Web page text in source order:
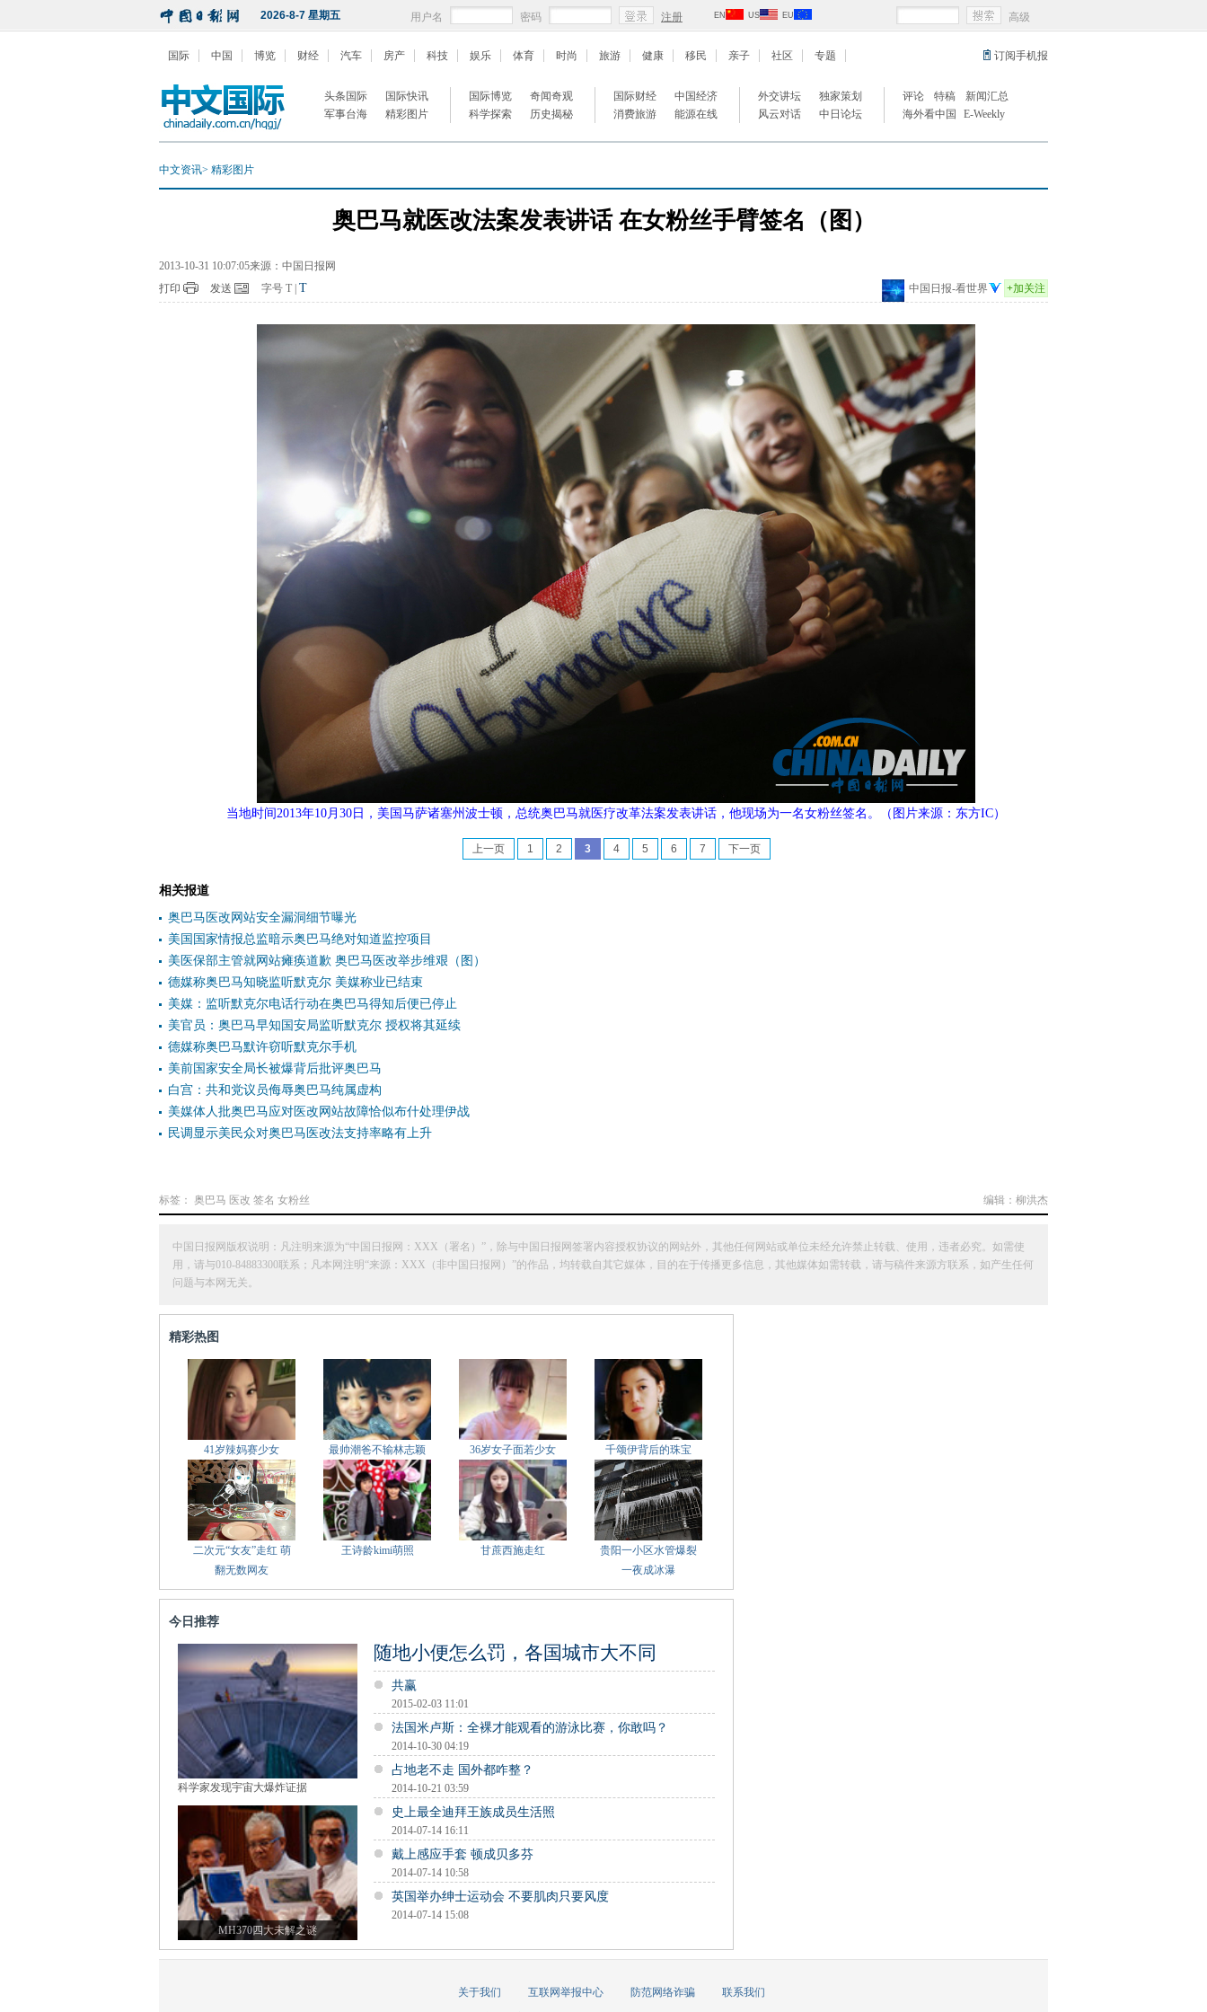
2026-8-7 星期五 用户名 密码 注册 EN US EU 高级
订阅手机报
国际 中国 博览 财经 汽车 房产 科技 娱乐 体育 时尚 旅游 健康 移民 亲子 社区 专题
头条国际
国际快讯
军事台海
精彩图片
国际博览
奇闻奇观
科学探索
历史揭秘
国际财经
中国经济
消费旅游
能源在线
外交讲坛
独家策划
风云对话
中日论坛
评论 特稿
新闻汇总
海外看中国
E-Weekly
中文资讯> 精彩图片
奥巴马就医改法案发表讲话 在女粉丝手臂签名（图）
2013-10-31 10:07:05来源：中国日报网
中国日报-看世界
+加关注
打印 发送 字号 T T
当地时间2013年10月30日，美国马萨诸塞州波士顿，总统奥巴马就医疗改革法案发表讲话，他现场为一名女粉丝签名。（图片来源：东方IC）
上一页 1 2 3 4 5 6 7 下一页
相关报道
奥巴马医改网站安全漏洞细节曝光
美国国家情报总监暗示奥巴马绝对知道监控项目
美医保部主管就网站瘫痪道歉 奥巴马医改举步维艰（图）
德媒称奥巴马知晓监听默克尔 美媒称业已结束
美媒：监听默克尔电话行动在奥巴马得知后便已停止
美官员：奥巴马早知国安局监听默克尔 授权将其延续
德媒称奥巴马默许窃听默克尔手机
美前国家安全局长被爆背后批评奥巴马
白宫：共和党议员侮辱奥巴马纯属虚构
美媒体人批奥巴马应对医改网站故障恰似布什处理伊战
民调显示美民众对奥巴马医改法支持率略有上升
编辑：柳洪杰
标签： 奥巴马 医改 签名 女粉丝
中国日报网版权说明：凡注明来源为“中国日报网：XXX（署名）”，除与中国日报网签署内容授权协议的网站外，其他任何网站或单位未经允许禁止转载、使用，违者必究。如需使
用，请与010-84883300联系；凡本网注明“来源：XXX（非中国日报网）”的作品，均转载自其它媒体，目的在于传播更多信息，其他媒体如需转载，请与稿件来源方联系，如产生任何
问题与本网无关。
精彩热图
41岁辣妈赛少女 最帅潮爸不输林志颖 36岁女子面若少女 千颂伊背后的珠宝
二次元“女友”走红 萌
翻无数网友
王诗龄kimi萌照 甘蔗西施走红
贵阳一小区水管爆裂
一夜成冰瀑
今日推荐
科学家发现宇宙大爆炸证据
MH370四大未解之谜
随地小便怎么罚，各国城市大不同
共赢
2015-02-03 11:01
法国米卢斯：全裸才能观看的游泳比赛，你敢吗？
2014-10-30 04:19
占地老不走 国外都咋整？
2014-10-21 03:59
史上最全迪拜王族成员生活照
2014-07-14 16:11
戴上感应手套 顿成贝多芬
2014-07-14 10:58
英国举办绅士运动会 不要肌肉只要风度
2014-07-14 15:08
关于我们 互联网举报中心 防范网络诈骗
联系我们